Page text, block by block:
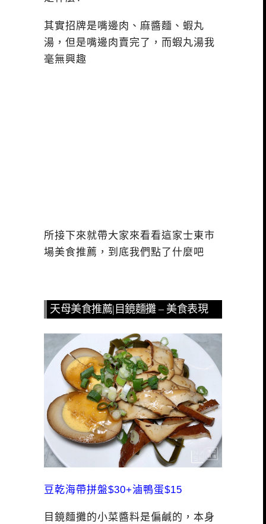
其實招牌是嘴邊肉、麻醬麵、蝦丸
湯，但是嘴邊肉賣完了，而蝦丸湯我
毫無興趣
所接下來就帶大家來看看這家士東市
場美食推薦，到底我們點了什麼吧
天母美食推薦|目鏡麵攤 – 美食表現
豆乾海帶拼盤$30+滷鴨蛋$15
目鏡麵攤的小菜醬料是偏鹹的，本身